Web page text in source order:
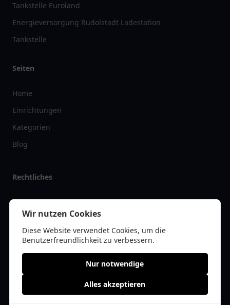
Tankstelle Euroland
Energieversorgung Rudolstadt Ladestation
Tankstelle
Seiten
Home
Einrichtungen
Kategorien
Blog
Rechtliches
Impressum
Datenschutz
Kontakt
© 2026 tanklist.de | Alle Rechte vorbehalten | * =Affiliate-Links /
Wir nutzen Cookies
Diese Website verwendet Cookies, um die
Benutzerfreundlichkeit zu verbessern.
Nur notwendige
Alles akzeptieren